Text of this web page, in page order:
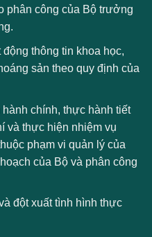
phân công của Bộ trưởng
thông tin khoa học,
sản theo quy định của
chính, thực hành tiết
và thực hiện nhiệm vụ
phạm vi quản lý của
của Bộ và phân công
đột xuất tình hình thực